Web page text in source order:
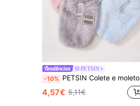
PETSIN
-10% PETSIN Colete e moletom de veludo macio para animais de estimação, ideal para outono/inverno – Suéter quentinho e macio com fivela de tração para cães, gatos e pequenos animais, para uso interno e externo.
4,57€ 5,11€